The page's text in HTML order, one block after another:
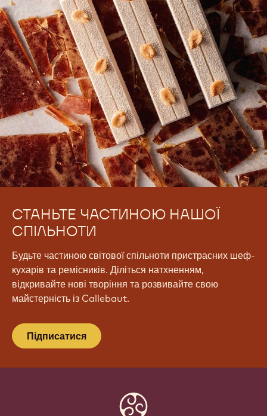
СТАНЬТЕ ЧАСТИНОЮ НАШОЇ
СПІЛЬНОТИ
Будьте частиною світової спільноти пристрасних шеф-
кухарів та ремісників. Діліться натхненням,
відкривайте нові творіння та розвивайте свою
майстерність із Callebaut.
Підписатися